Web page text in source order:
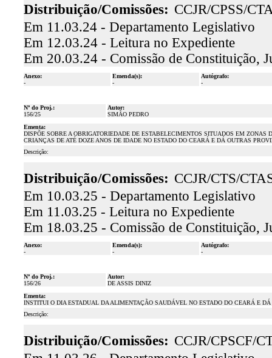
Distribuição/Comissões: CCJR/CPSS/
Em 11.03.24 - Departamento Legislativo
Em 12.03.24 - Leitura no Expediente
Em 20.03.24 - Comissão de Constituição,
Anexo:
-
Emenda(s):
-
Autógrafo:
-
Nº do Proj.:
156/25
Autor:
SIMÃO PEDRO
Ementa:
DISPÕE SOBRE A OBRIGATORIEDADE DE ESTABELECIMENTOS SITUADOS EM
CRIANÇAS DE ATÉ DOZE ANOS DE IDADE NO ESTADO DO CEARÁ E DÁ OUTRAS
Descrição:
Distribuição/Comissões: CCJR/CTS/
Em 10.03.25 - Departamento Legislativo
Em 11.03.25 - Leitura no Expediente
Em 18.03.25 - Comissão de Constituição,
Anexo:
-
Emenda(s):
-
Autógrafo:
-
Nº do Proj.:
156/26
Autor:
DE ASSIS DINIZ
Ementa:
INSTITUI O DIA ESTADUAL DA ALIMENTAÇÃO SAUDÁVEL NO ESTADO DO CEARÁ E
Descrição:
Distribuição/Comissões: CCJR/CPSCF/